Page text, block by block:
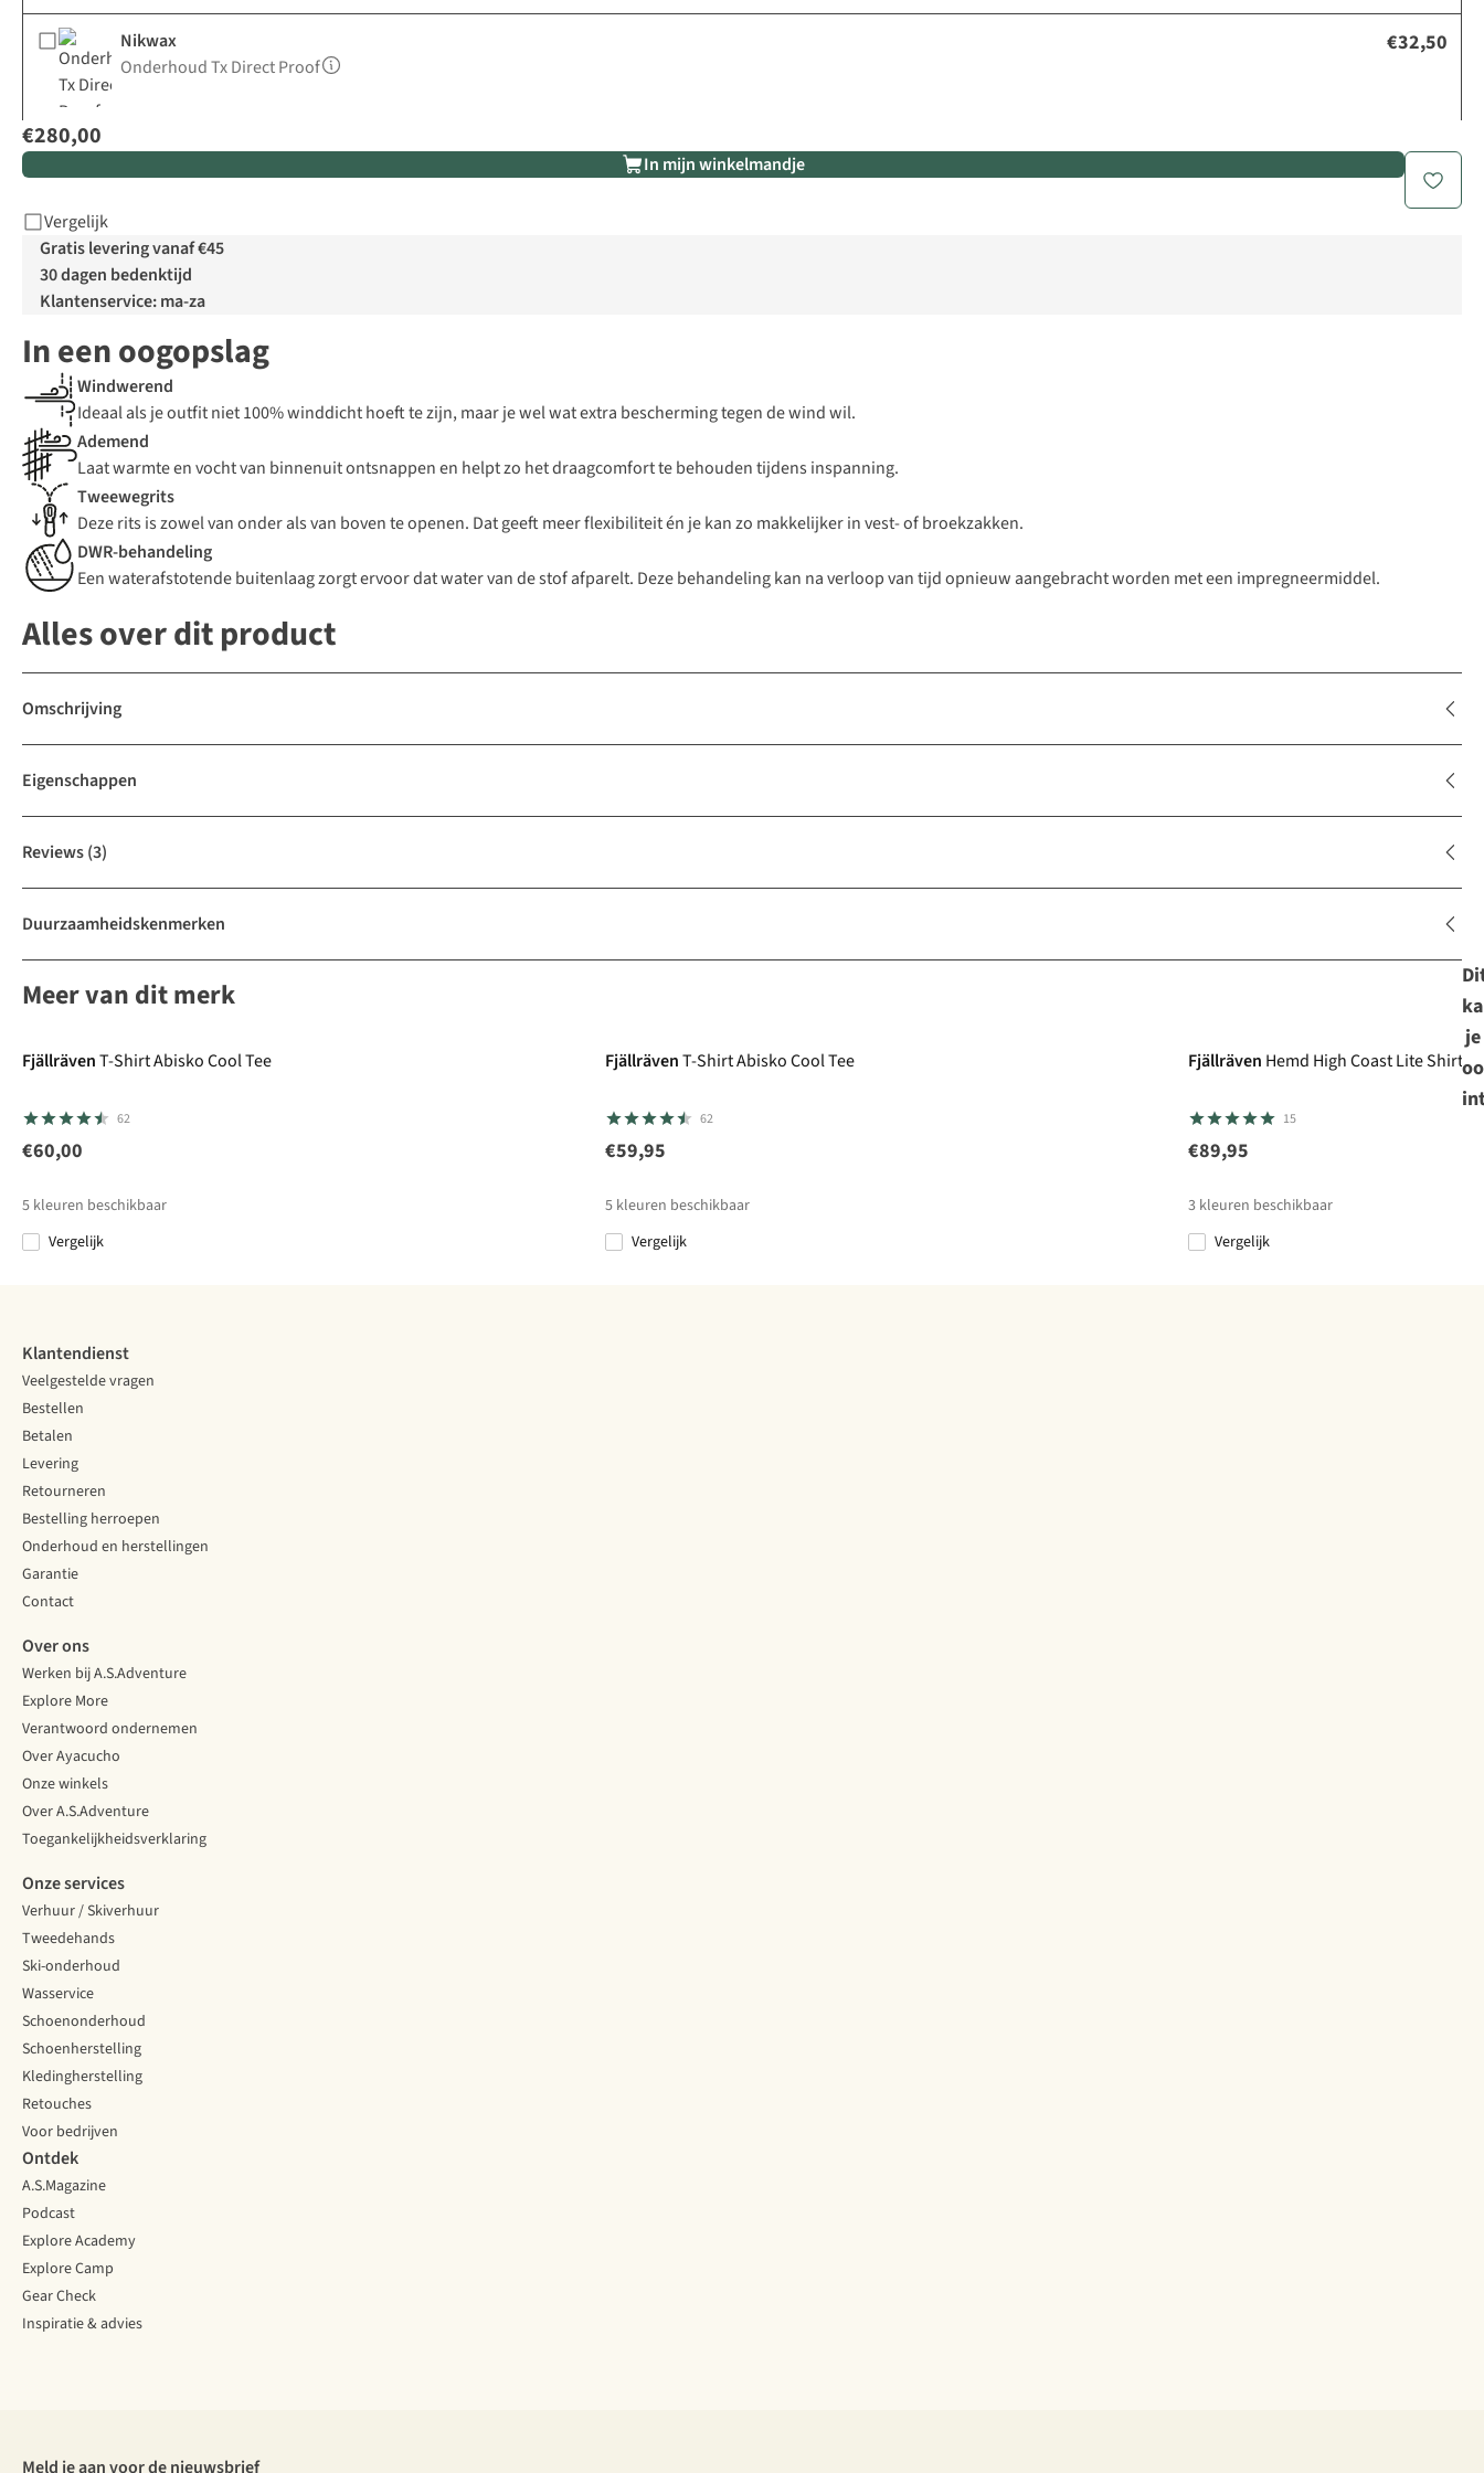
Nikwax
Onderhoud Tx Direct Proof
€32,50
€280,00
In mijn winkelmandje
Vergelijk
Gratis levering vanaf €45
30 dagen bedenktijd
Klantenservice: ma-za
In een oogopslag
Windwerend
Ideaal als je outfit niet 100% winddicht hoeft te zijn, maar je wel wat extra bescherming tegen de wind wil.
Ademend
Laat warmte en vocht van binnenuit ontsnappen en helpt zo het draagcomfort te behouden tijdens inspanning.
Tweewegrits
Deze rits is zowel van onder als van boven te openen. Dat geeft meer flexibiliteit én je kan zo makkelijker in vest- of broekzakken.
DWR-behandeling
Een waterafstotende buitenlaag zorgt ervoor dat water van de stof afparelt. Deze behandeling kan na verloop van tijd opnieuw aangebracht worden met een impregneermiddel.
Alles over dit product
Omschrijving
Eigenschappen
Reviews(3)
Duurzaamheidskenmerken
Meer van dit merk
FjällrävenT-Shirt Abisko Cool Tee
62
€60,00
5 kleuren beschikbaar
Vergelijk
FjällrävenT-Shirt Abisko Cool Tee
62
€59,95
5 kleuren beschikbaar
Vergelijk
Fjällräven Hemd High Coast Lite Shirt
15
€89,95
3 kleuren beschikbaar
Vergelijk
je
Klantendienst
Veelgestelde vragen
Bestellen
Betalen
Levering
Retourneren
Bestelling herroepen
Onderhoud en herstellingen
Garantie
Contact
Over ons
Werken bij A.S.Adventure
Explore More
Verantwoord ondernemen
Over Ayacucho
Onze winkels
Over A.S.Adventure
Toegankelijkheidsverklaring
Onze services
Verhuur / Skiverhuur
Tweedehands
Ski-onderhoud
Wasservice
Schoenonderhoud
Schoenherstelling
Kledingherstelling
Retouches
Voor bedrijven
Ontdek
A.S.Magazine
Podcast
Explore Academy
Explore Camp
Gear Check
Inspiratie & advies
Meld je aan voor de nieuwsbrief